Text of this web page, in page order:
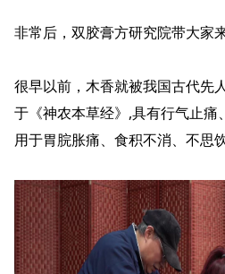
非常后，双胶膏方研究院带大家
很早以前，木香就被我国古代先
于《神农本草经》,具有行气止痛
用于胃脘胀痛、食积不消、不思